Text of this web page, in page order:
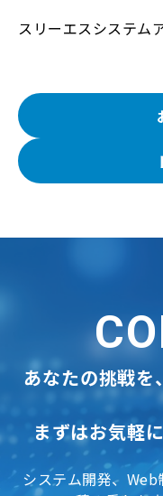
スリーエスシステ
あなたの挑戦を
まずはお気軽
システム開発、